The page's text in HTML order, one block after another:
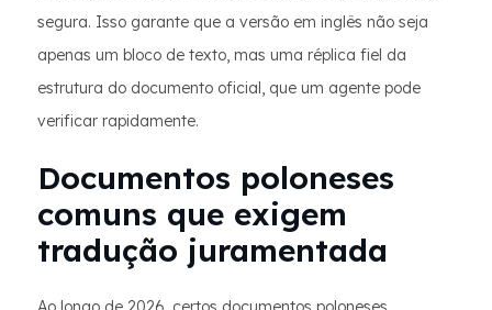
segura. Isso garante que a versão em inglês não seja
apenas um bloco de texto, mas uma réplica fiel da
estrutura do documento oficial, que um agente pode
verificar rapidamente.
Documentos poloneses
comuns que exigem
tradução juramentada